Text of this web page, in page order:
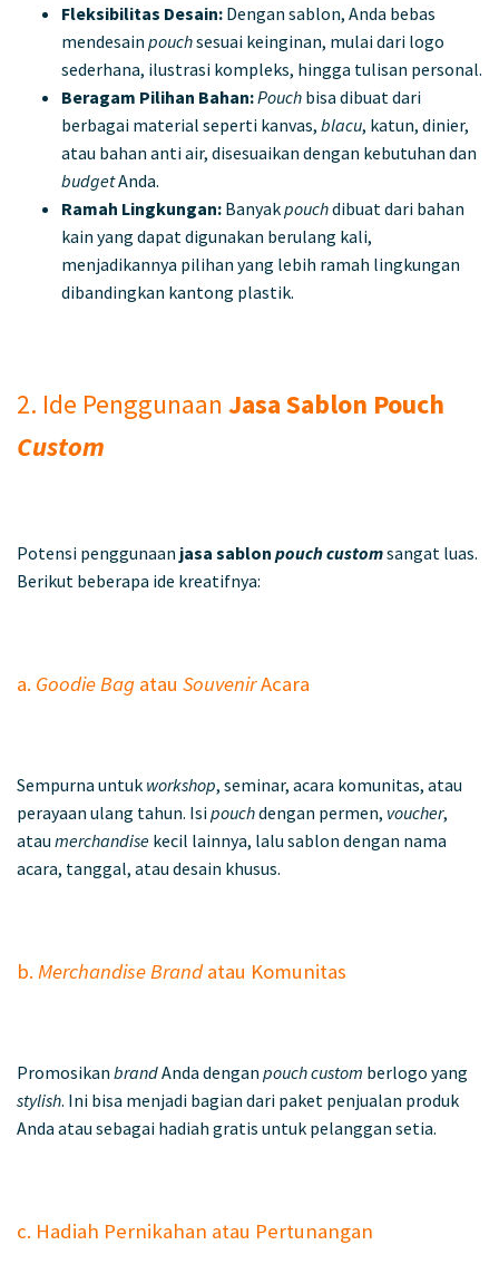
Fleksibilitas Desain: Dengan sablon, Anda bebas
mendesain pouchsesuai keinginan, mulai dari logo
sederhana, ilustrasi kompleks, hingga tulisan personal.
Beragam Pilihan Bahan:Pouch bisa dibuat dari
berbagai material seperti kanvas, blacu, katun, dinier,
atau bahan anti air, disesuaikan dengan kebutuhan dan
budgetAnda.
Ramah Lingkungan: Banyakpouchdibuat dari bahan
kain yang dapat digunakan berulang kali,
menjadikannya pilihan yang lebih ramah lingkungan
dibandingkan kantong plastik.
2. Ide Penggunaan Jasa Sablon Pouch
Custom
Potensi penggunaan jasa sablon pouch customsangat luas.
Berikut beberapa ide kreatifnya:
a. Goodie Bag atau SouvenirAcara
Sempurna untuk workshop, seminar, acara komunitas, atau
perayaan ulang tahun. Isipouchdengan permen, voucher,
atau merchandise kecil lainnya, lalu sablon dengan nama
acara, tanggal, atau desain khusus.
b. Merchandise Brandatau Komunitas
Promosikan brandAnda dengan pouch custom berlogo yang
stylish. Ini bisa menjadi bagian dari paket penjualan produk
Anda atau sebagai hadiah gratis untuk pelanggan setia.
c. Hadiah Pernikahan atau Pertunangan